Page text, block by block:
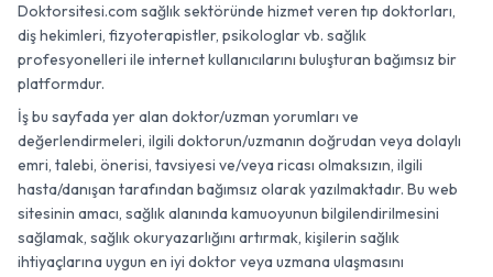
Doktorsitesi.com sağlık sektöründe hizmet veren tıp doktorları,
diş hekimleri, fizyoterapistler, psikologlar vb. sağlık
profesyonelleri ile internet kullanıcılarını buluşturan bağımsız bir
platformdur.
İş bu sayfada yer alan doktor/uzman yorumları ve
değerlendirmeleri, ilgili doktorun/uzmanın doğrudan veya dolaylı
emri, talebi, önerisi, tavsiyesi ve/veya ricası olmaksızın, ilgili
hasta/danışan tarafından bağımsız olarak yazılmaktadır. Bu web
sitesinin amacı, sağlık alanında kamuoyunun bilgilendirilmesini
sağlamak, sağlık okuryazarlığını artırmak, kişilerin sağlık
ihtiyaçlarına uygun en iyi doktor veya uzmana ulaşmasını